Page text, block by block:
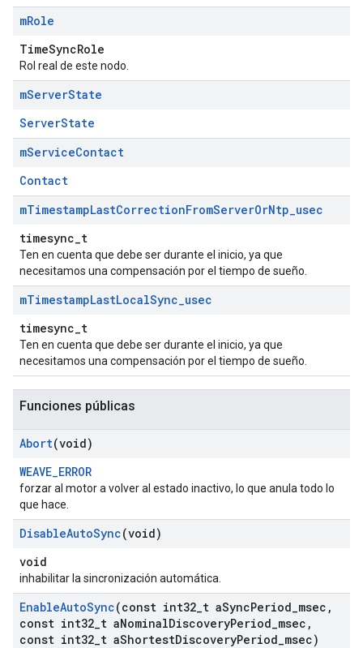
mRole
TimeSyncRole
Rol real de este nodo.
mServerState
ServerState
mServiceContact
Contact
mTimestampLastCorrectionFromServerOrNtp_usec
timesync_t
Ten en cuenta que debe ser durante el inicio, ya que
necesitamos una compensación por el tiempo de sueño.
mTimestampLastLocalSync_usec
timesync_t
Ten en cuenta que debe ser durante el inicio, ya que
necesitamos una compensación por el tiempo de sueño.
Funciones públicas
Abort(void)
WEAVE_ERROR
forzar al motor a volver al estado inactivo, lo que anula todo lo
que hace.
DisableAutoSync(void)
void
inhabilitar la sincronización automática.
EnableAutoSync(const int32 t aSyncPeriod msec ,
const int32 t aNominalDiscoveryPeriod msec ,
const int32 t aShortestDiscoveryPeriod msec)